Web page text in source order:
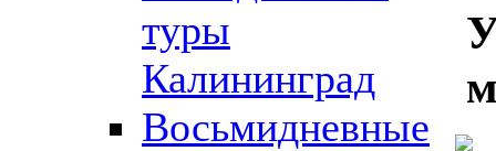
туры
Калининград
Восьмидневные